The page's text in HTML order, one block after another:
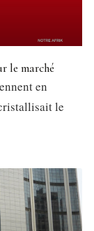
le marché
en
le